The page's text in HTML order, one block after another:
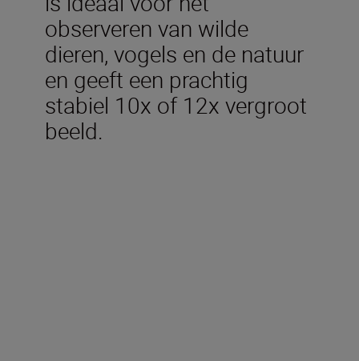
observeren van wilde
dieren, vogels en de natuur
en geeft een prachtig
stabiel 10x of 12x vergroot
beeld.